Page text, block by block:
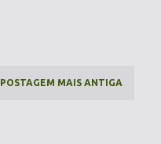
POSTAGEM MAIS ANTIGA